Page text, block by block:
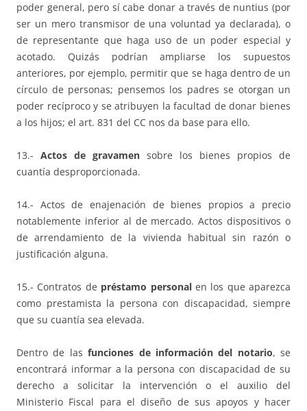
poder general, pero sí cabe donar a través de nuntius (por
ser un mero transmisor de una voluntad ya declarada), o
de representante que haga uso de un poder especial y
acotado. Quizás podrían ampliarse los supuestos
anteriores, por ejemplo, permitir que se haga dentro de un
círculo de personas; pensemos los padres se otorgan un
poder recíproco y se atribuyen la facultad de donar bienes
a los hijos; el art. 831 del CC nos da base para ello.
13.- Actos de gravamen sobre los bienes propios de
cuantía desproporcionada.
14.- Actos de enajenación de bienes propios a precio
notablemente inferior al de mercado. Actos dispositivos o
de arrendamiento de la vivienda habitual sin razón o
justificación alguna.
15.- Contratos de préstamo personal en los que aparezca
como prestamista la persona con discapacidad, siempre
que su cuantía sea elevada.
Dentro de lasfunciones de información del notario, se
encontrará informar a la persona con discapacidad de su
derecho a solicitar la intervención o el auxilio del
Ministerio Fiscal para el diseño de sus apoyos y hacer